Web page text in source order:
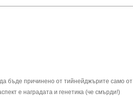
бъде причинено от тийнейджърите само от
е наградата и генетика (че смърди!)